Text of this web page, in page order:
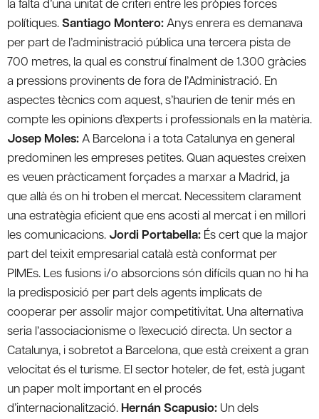
polítiques.Santiago Montero: Anys enrera es demanava
per part de l’administració pública una tercera pista de
700 metres, la qual es construí finalment de 1.300 gràcies
a pressions provinents de fora de l’Administració. En
aspectes tècnics com aquest, s’haurien de tenir més en
compte les opinions d’experts i professionals en la matèria.
Josep Moles: A Barcelona i a tota Catalunya en general
predominen les empreses petites. Quan aquestes creixen
es veuen pràcticament forçades a marxar a Madrid, ja
que allà és on hi troben el mercat. Necessitem clarament
una estratègia eficient que ens acosti al mercat i en millori
les comunicacions. Jordi Portabella: És cert que la major
part del teixit empresarial català està conformat per
PIMEs. Les fusions i/o absorcions són difícils quan no hi ha
la predisposició per part dels agents implicats de
cooperar per assolir major competitivitat. Una alternativa
seria l’associacionisme o l’execució directa. Un sector a
Catalunya, i sobretot a Barcelona, que està creixent a gran
velocitat és el turisme. El sector hoteler, de fet, està jugant
un paper molt important en el procés
d’internacionalització. Hernán Scapusio: Un dels